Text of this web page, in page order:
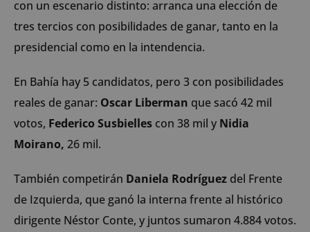
con un escenario distinto: arranca una elección de
tres tercios con posibilidades de ganar, tanto en la
presidencial como en la intendencia.
En Bahía hay 5 candidatos, pero 3 con posibilidades
reales de ganar: Oscar Liberman que sacó 42 mil
votos, Federico Susbielles con 38 mil y Nidia
Moirano, 26 mil.
También competirán Daniela Rodríguez del Frente
de Izquierda, que ganó la interna frente al histórico
dirigente Néstor Conte, y juntos sumaron 4.884 votos.